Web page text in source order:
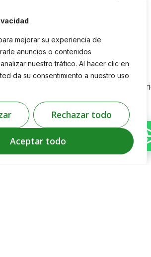
mejorar su experiencia de
anuncios o contenidos
nuestro tráfico. Al hacer clic en
da su consentimiento a nuestro uso
Rechazar todo
Aceptar todo
el
España
+34 950 08
80 86
Almería